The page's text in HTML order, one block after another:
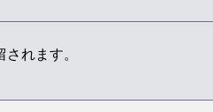
れます。